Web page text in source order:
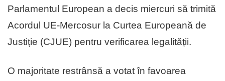
Parlamentul European a decis miercuri să trimită
Acordul UE-Mercosur la Curtea Europeană de
Justiție (CJUE) pentru verificarea legalității.
O majoritate restrânsă a votat în favoarea